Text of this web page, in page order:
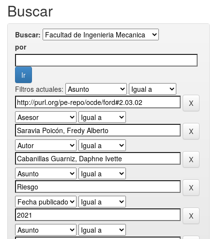
Buscar
Buscar:
por
Filtros actuales: